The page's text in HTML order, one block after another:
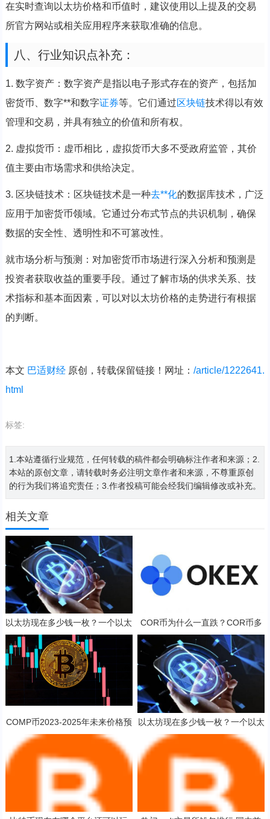
在实时查询以太坊价格和币值时，建议使用以上提及的交易
所官方网站或相关应用程序来获取准确的信息。
八、行业知识点补充：
1. 数字资产：数字资产是指以电子形式存在的资产，包括加
密货币、数字**和数字证券等。它们通过区块链技术得以有效
管理和交易，并具有独立的价值和所有权。
2. 虚拟货币：虚币相比，虚拟货币大多不受政府监管，其价
值主要由市场需求和供给决定。
3. 区块链技术：区块链技术是一种去**化的数据库技术，广泛
应用于加密货币领域。它通过分布式节点的共识机制，确保
数据的安全性、透明性和不可篡改性。
就市场分析与预测：对加密货币市场进行深入分析和预测是
投资者获取收益的重要手段。通过了解市场的供求关系、技
术指标和基本面因素，可以对以太坊价格的走势进行有根据
的判断。
本文 巴适财经原创，转载保留链接！网址： /article/1222641.
html
标签:
1.本站遵循行业规范，任何转载的稿件都会明确标注作者和来源；2.
本站的原创文章，请转载时务必注明文章作者和来源，不尊重原创
的行为我们将追究责任；3.作者投稿可能会经我们编辑修改或补充。
相关文章
以太坊现在多少钱一枚？一个以太
坊币值多少人民币？
COR币为什么一直跌？COR币多
少钱一枚？
COMP币2023-2025年未来价格预
测 对长线持有是否值得？
以太坊现在多少钱一枚？一个以太
坊币值多少人民币？